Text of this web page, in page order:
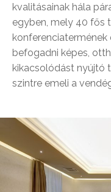
kvalitásainak hála
egyben, mely 40 fős
befogadni képes,
kikacsolódást nyújtó
szintre emeli a